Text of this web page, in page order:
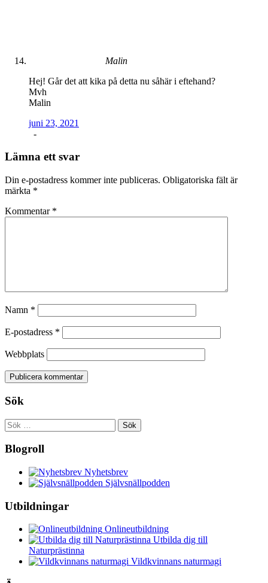
Malin
Hej! Går det att kika på detta nu såhär i eftehand?
Mvh
Malin
juni 23, 2021
-
Lämna ett svar
Din e-postadress kommer inte publiceras. Obligatoriska fält är
märkta *
Kommentar *
Namn *
E-postadress *
Webbplats
Sök
Sök
efter:
Blogroll
Nyhetsbrev
Självsnällpodden
Utbildningar
Onlineutbildning
Utbilda dig till
Naturprästinna
Vildkvinnans naturmagi